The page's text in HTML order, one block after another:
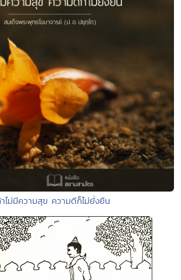
ไม่มีความสุข ความดีก็ไม่ยั่งยืน